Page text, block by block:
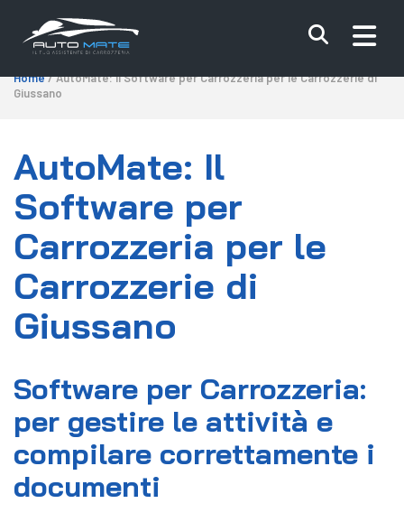
Home/ AutoMate: Il Software per Carrozzeria per le Carrozzerie di
Giussano
AutoMate: Il
Software per
Carrozzeria per le
Carrozzerie di
Giussano
Software per Carrozzeria:
per gestire le attività e
compilare correttamente i
documenti